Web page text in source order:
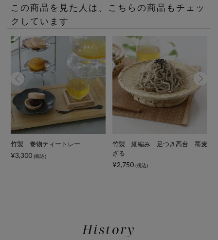
この商品を見た人は、こちらの商品もチェッ
クしています
竹製 巻物ティートレー
¥3,300 (税込)
竹製 細編み 足つき高台 蕎麦
ざる
¥2,750 (税込)
History